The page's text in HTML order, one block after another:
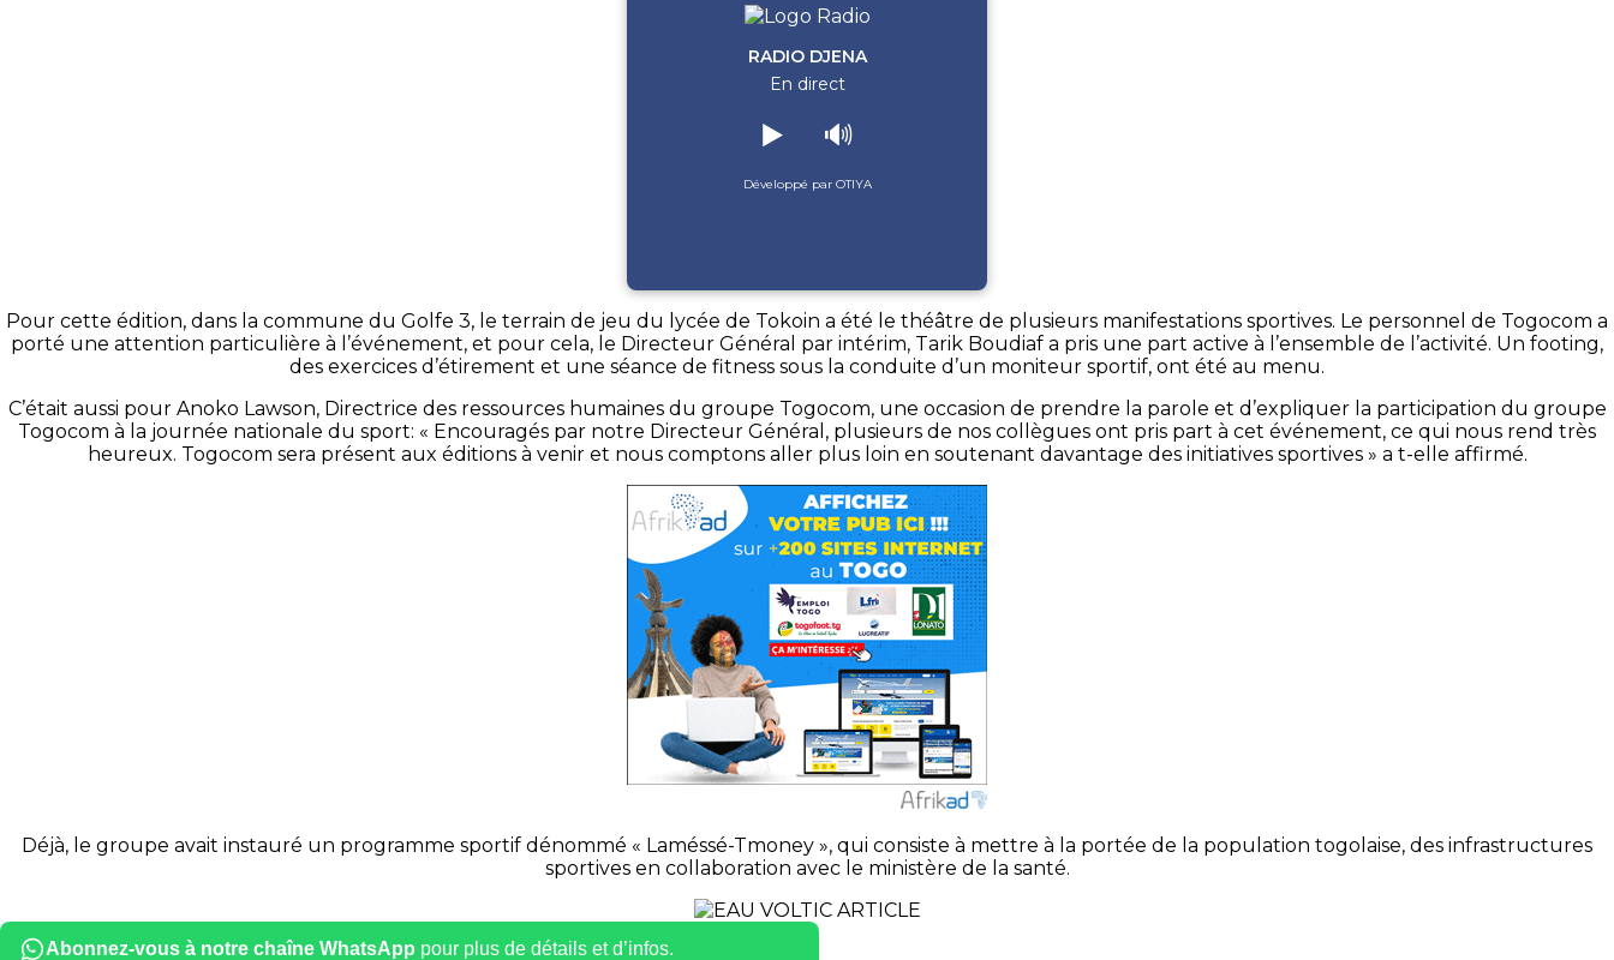
RADIO DJENA
En direct
▶️ 🔊
Développé par OTIYA
Pour cette édition, dans la commune du Golfe 3, le terrain de jeu du lycée de Tokoin a été le théâtre de plusieurs manifestations sportives. Le personnel de Togocom a
porté une attention particulière à l’événement, et pour cela, le Directeur Général par intérim, Tarik Boudiaf a pris une part active à l’ensemble de l’activité. Un footing,
des exercices d’étirement et une séance de fitness sous la conduite d’un moniteur sportif, ont été au menu.
C’était aussi pour Anoko Lawson, Directrice des ressources humaines du groupe Togocom, une occasion de prendre la parole et d’expliquer la participation du groupe
Togocom à la journée nationale du sport: « Encouragés par notre Directeur Général, plusieurs de nos collègues ont pris part à cet événement, ce qui nous rend très
heureux. Togocom sera présent aux éditions à venir et nous comptons aller plus loin en soutenant davantage des initiatives sportives » a t-elle affirmé.
Déjà, le groupe avait instauré un programme sportif dénommé « Laméssé-Tmoney », qui consiste à mettre à la portée de la population togolaise, des infrastructures
sportives en collaboration avec le ministère de la santé.
Abonnez-vous à notre chaîne WhatsApp pour plus de détails et d’infos.